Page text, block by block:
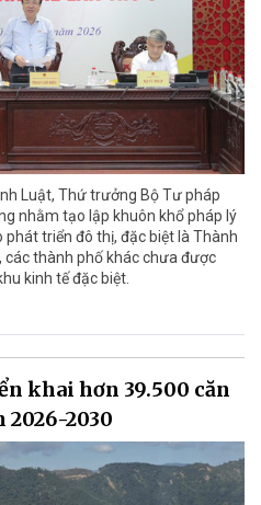
Luật, Thứ trưởng Bộ Tư pháp
nhằm tạo lập khuôn khổ pháp lý
triển đô thị, đặc biệt là Thành
các thành phố khác chưa được
kinh tế đặc biệt.
khai hơn 39.500 căn
2026-2030